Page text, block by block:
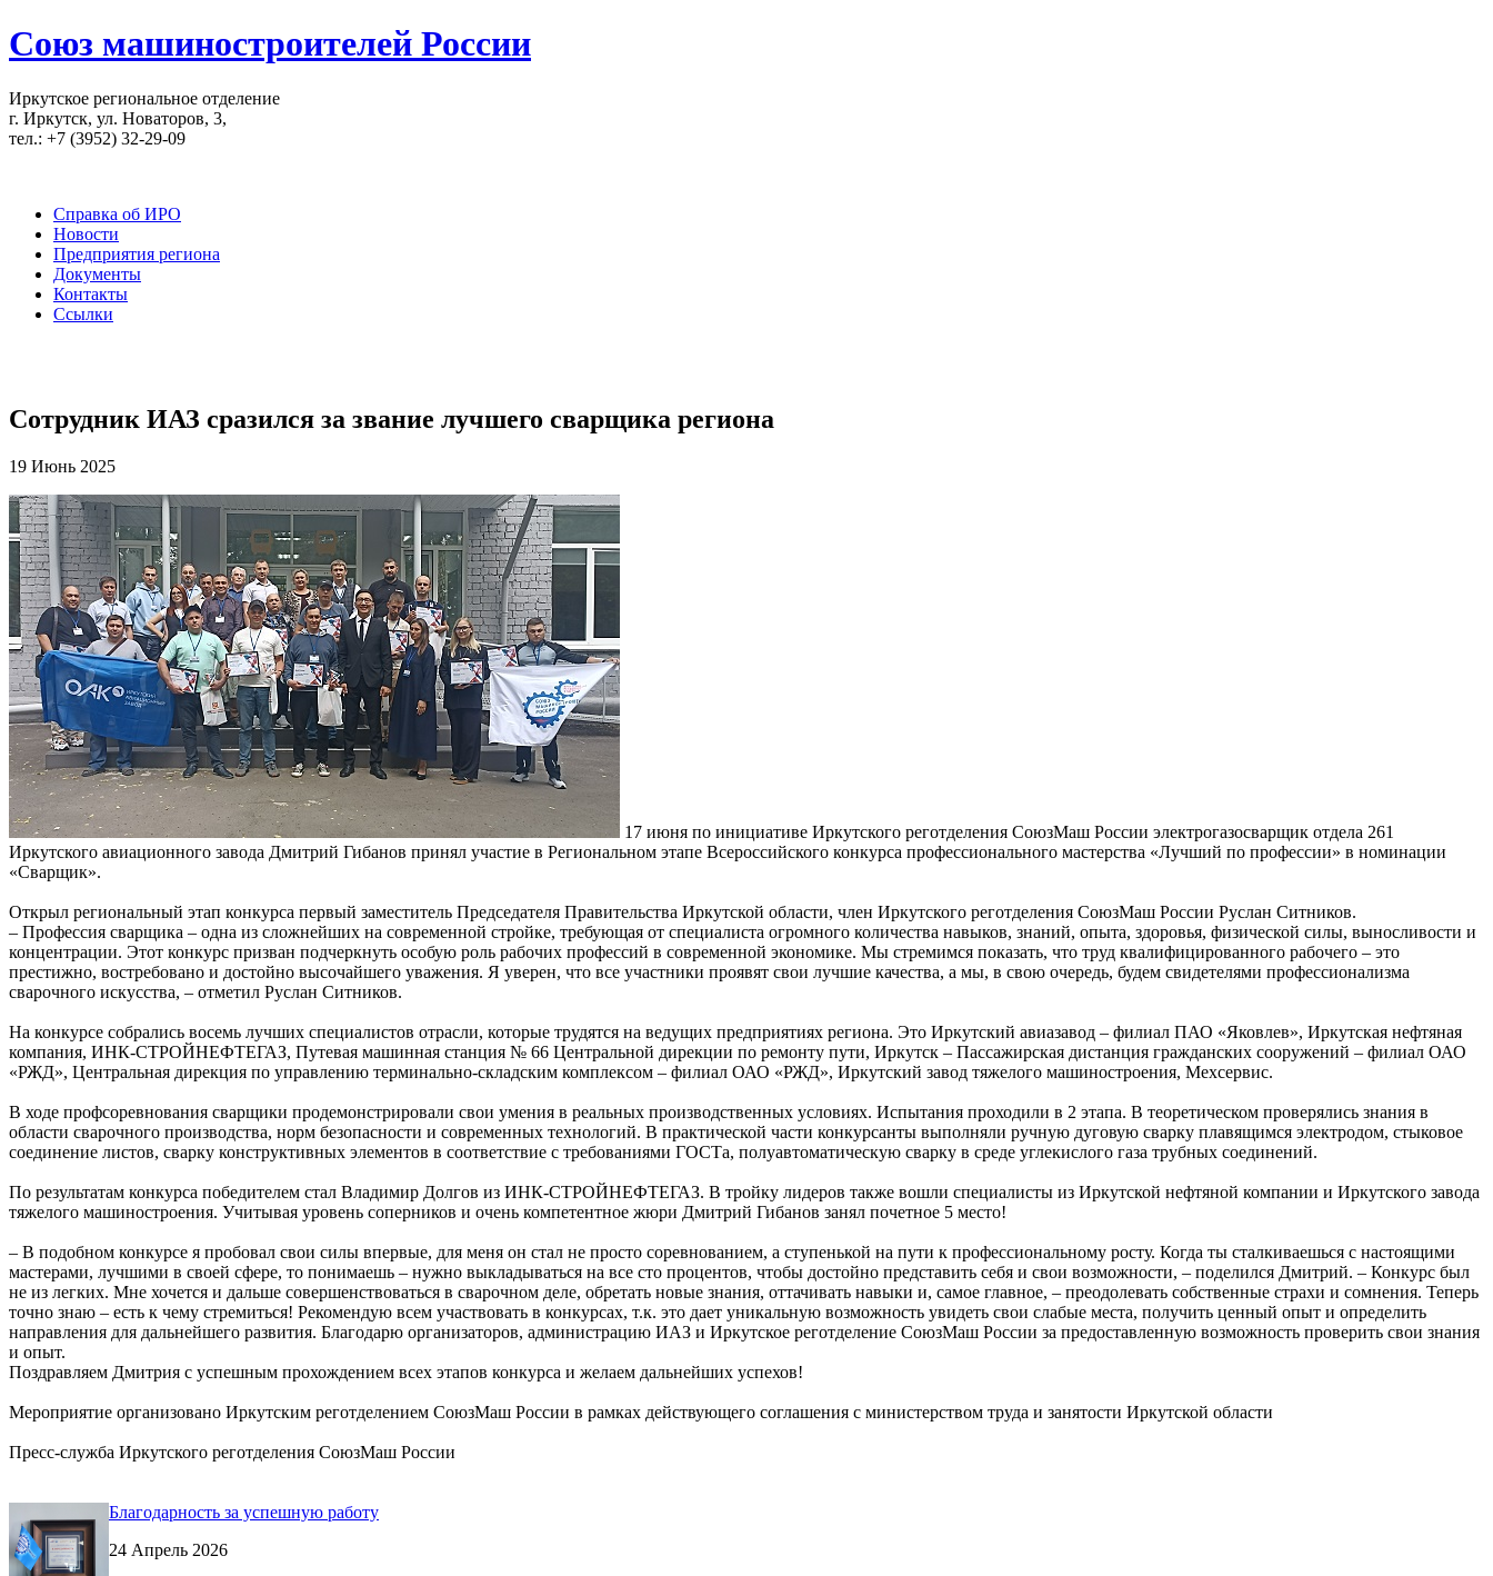
Союз машиностроителей России
Иркутское региональное отделение
г. Иркутск, ул. Новаторов, 3,
тел.: +7 (3952) 32-29-09
Справка об ИРО
Новости
Предприятия региона
Документы
Контакты
Ссылки
Сотрудник ИАЗ сразился за звание лучшего сварщика региона
19 Июнь 2025
17 июня по инициативе Иркутского реготделения СоюзМаш России электрогазосварщик отдела 261
Иркутского авиационного завода Дмитрий Гибанов принял участие в Региональном этапе Всероссийского конкурса профессионального мастерства «Лучший по профессии» в номинации
«Сварщик».
Открыл региональный этап конкурса первый заместитель Председателя Правительства Иркутской области, член Иркутского реготделения СоюзМаш России Руслан Ситников.
– Профессия сварщика – одна из сложнейших на современной стройке, требующая от специалиста огромного количества навыков, знаний, опыта, здоровья, физической силы, выносливости и
концентрации. Этот конкурс призван подчеркнуть особую роль рабочих профессий в современной экономике. Мы стремимся показать, что труд квалифицированного рабочего – это
престижно, востребовано и достойно высочайшего уважения. Я уверен, что все участники проявят свои лучшие качества, а мы, в свою очередь, будем свидетелями профессионализма
сварочного искусства, – отметил Руслан Ситников.
На конкурсе собрались восемь лучших специалистов отрасли, которые трудятся на ведущих предприятиях региона. Это Иркутский авиазавод – филиал ПАО «Яковлев», Иркутская нефтяная
компания, ИНК-СТРОЙНЕФТЕГАЗ, Путевая машинная станция № 66 Центральной дирекции по ремонту пути, Иркутск – Пассажирская дистанция гражданских сооружений – филиал ОАО
«РЖД», Центральная дирекция по управлению терминально-складским комплексом – филиал ОАО «РЖД», Иркутский завод тяжелого машиностроения, Мехсервис.
В ходе профсоревнования сварщики продемонстрировали свои умения в реальных производственных условиях. Испытания проходили в 2 этапа. В теоретическом проверялись знания в
области сварочного производства, норм безопасности и современных технологий. В практической части конкурсанты выполняли ручную дуговую сварку плавящимся электродом, стыковое
соединение листов, сварку конструктивных элементов в соответствие с требованиями ГОСТа, полуавтоматическую сварку в среде углекислого газа трубных соединений.
По результатам конкурса победителем стал Владимир Долгов из ИНК-СТРОЙНЕФТЕГАЗ. В тройку лидеров также вошли специалисты из Иркутской нефтяной компании и Иркутского завода
тяжелого машиностроения. Учитывая уровень соперников и очень компетентное жюри Дмитрий Гибанов занял почетное 5 место!
– В подобном конкурсе я пробовал свои силы впервые, для меня он стал не просто соревнованием, а ступенькой на пути к профессиональному росту. Когда ты сталкиваешься с настоящими
мастерами, лучшими в своей сфере, то понимаешь – нужно выкладываться на все сто процентов, чтобы достойно представить себя и свои возможности, – поделился Дмитрий. – Конкурс был
не из легких. Мне хочется и дальше совершенствоваться в сварочном деле, обретать новые знания, оттачивать навыки и, самое главное, – преодолевать собственные страхи и сомнения. Теперь
точно знаю – есть к чему стремиться! Рекомендую всем участвовать в конкурсах, т.к. это дает уникальную возможность увидеть свои слабые места, получить ценный опыт и определить
направления для дальнейшего развития. Благодарю организаторов, администрацию ИАЗ и Иркутское реготделение СоюзМаш России за предоставленную возможность проверить свои знания
и опыт.
Поздравляем Дмитрия с успешным прохождением всех этапов конкурса и желаем дальнейших успехов!
Мероприятие организовано Иркутским реготделением СоюзМаш России в рамках действующего соглашения с министерством труда и занятости Иркутской области
Пресс-служба Иркутского реготделения СоюзМаш России
Благодарность за успешную работу
24 Апрель 2026